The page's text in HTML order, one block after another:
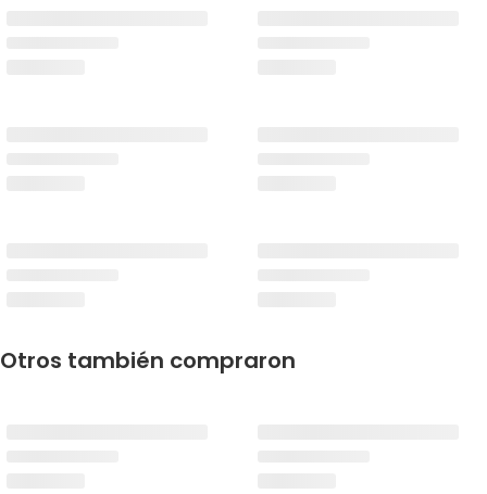
Otros también compraron